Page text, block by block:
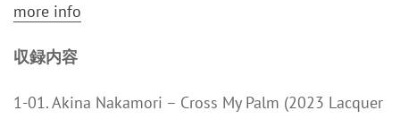
more info
収録内容
1-01. Akina Nakamori – Cross My Palm (2023 Lacquer